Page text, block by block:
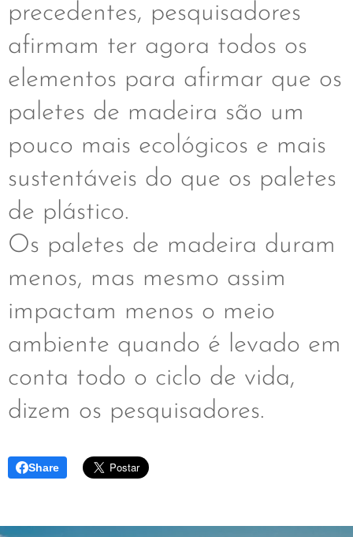
precedentes, pesquisadores
afirmam ter agora todos os
elementos para afirmar que os
paletes de madeira são um
pouco mais ecológicos e mais
sustentáveis do que os paletes
de plástico.
Os paletes de madeira duram
menos, mas mesmo assim
impactam menos o meio
ambiente quando é levado em
conta todo o ciclo de vida,
dizem os pesquisadores.
Share